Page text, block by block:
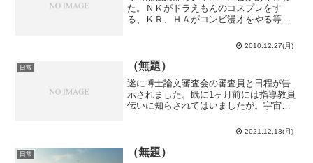
た。ＮＫがドラえもんのコスプレをす
る、ＫＲ、ＨＡがコンビ漫才をやる等、
男のノリが良かったというか、頼まれて
引き受けただけというか…そして何故か
僕によく無茶振りが来ました...
2010.12.27(月)
日常 （無題）
遂に博士論文審査会の審査員と日程が告
示されました。既に1ヶ月前には指導教員
伝いに知らされてはいましたが。宇宙論
内（宇宙論研）の人が入っているのに、
僕だけは審査員全員アウェーなのか…博
士論文審査会の審査員...
2021.12.13(月)
日常 （無題）